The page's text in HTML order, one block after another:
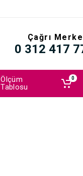
Çağrı
0 312 417
Ölçüm
Tablosu
0